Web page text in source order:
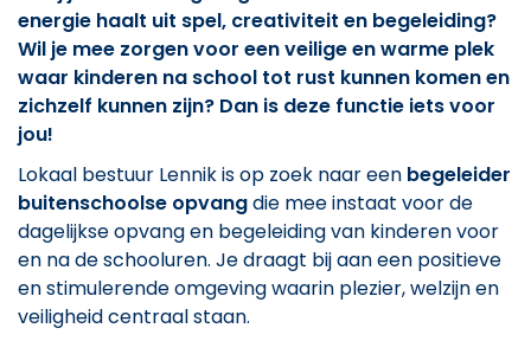
energie haalt uit spel, creativiteit en begeleiding?
Wil je mee zorgen voor een veilige en warme plek
waar kinderen na school tot rust kunnen komen en
zichzelf kunnen zijn? Dan is deze functie iets voor
jou!
Lokaal bestuur Lennik is op zoek naar een begeleider
buitenschoolse opvangdie mee instaat voor de
dagelijkse opvang en begeleiding van kinderen voor
en na de schooluren. Je draagt bij aan een positieve
en stimulerende omgeving waarin plezier, welzijn en
veiligheid centraal staan.